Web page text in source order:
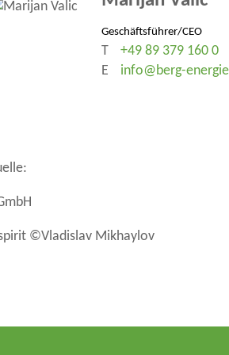
Geschäftsführer/CEO
T
+49 89 379 160 0
E
info@berg-
©Vladislav Mikhaylov